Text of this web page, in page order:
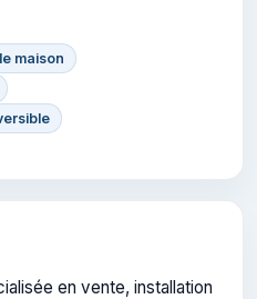
maison
en vente, installation